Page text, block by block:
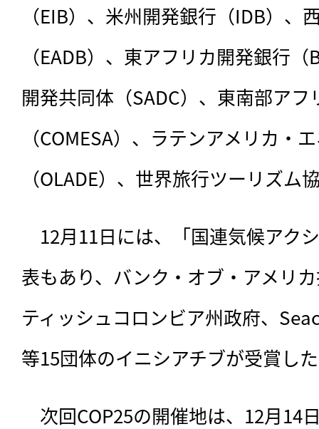
（EIB）、米州開発銀行（IDB）、
（EADB）、東アフリカ開発銀行
開発共同体（SADC）、東南部ア
（COMESA）、ラテンアメリカ・
（OLADE）、世界旅行ツーリズム
12月11日には、「国連気候アク
表もあり、バンク・オブ・アメリ
ティッシュコロンビア州政府、
等15団体のイニシアチブが受賞し
次回COP25の開催地は、12月14